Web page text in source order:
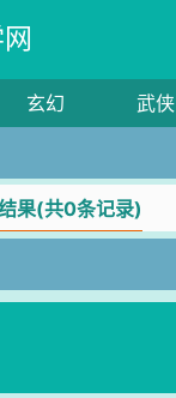
玄幻 武侠
果(共0条记录)